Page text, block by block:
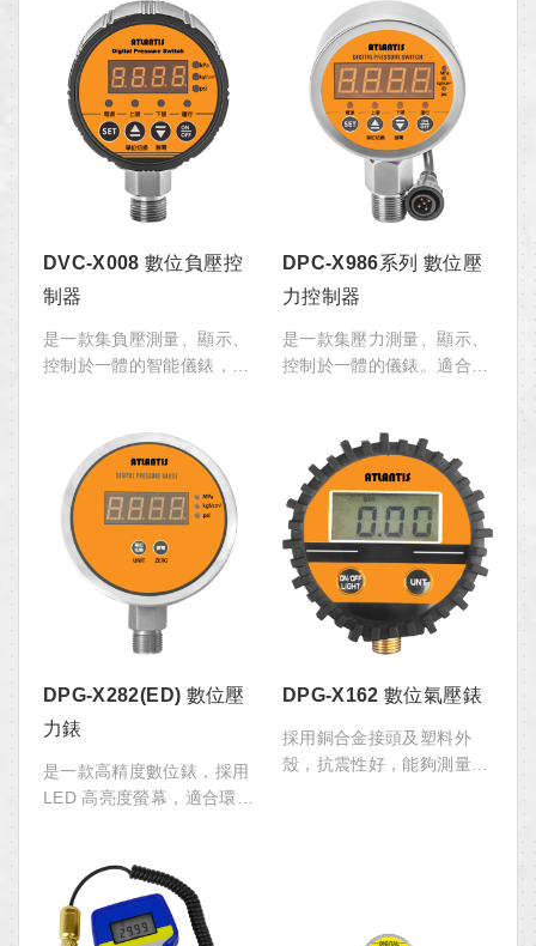
芽連接和APP 配置參數。適
用於便攜式壓力測量、設備
配套、校驗設備等壓力測量
領域。
量、設備配套、校驗設備等
壓力測量領域。SP型為特
別客製品，適用於有長期持
壓/保壓而偵測是否微漏之
「特殊需求」的客戶端。
DVC-X008 數位負壓控
制器
是一款集負壓測量、顯示、
控制於一體的智能儀錶，可
度的測量，可配套各類有
油、無油真空泵使用。
DPC-X986系列 數位壓
力控制器
是一款集壓力測量、顯示、
控制於一體的儀錶。適合用
DPG-X282(ED) 數位壓
力錶
是一款高精度數位錶，採用
LED 高亮度螢幕，適合環境
機、醫療機械等設備配套。
DPG-X162 數位氣壓錶
採用銅合金接頭及塑料外
殼，抗震性好，能夠測量對